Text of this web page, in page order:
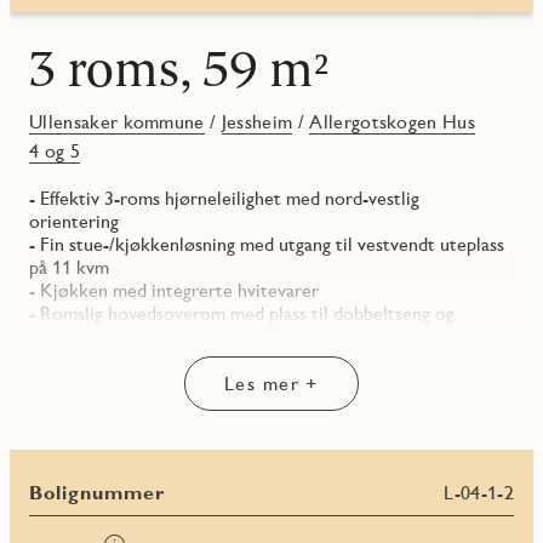
3 roms, 59 m²
Ullensaker kommune / Jessheim /Allergotskogen Hus
4 og 5
- Effektiv 3-roms hjørneleilighet med nord-vestlig
orientering
- Fin stue-/kjøkkenløsning med utgang til vestvendt uteplass
på 11 kvm
- Kjøkken med integrerte hvitevarer
- Romslig hovedsoverom med plass til dobbeltseng og
- Soverom 2 / barnerom / gjesterom
- Delikat, flislagt baderom med opplegg for vaskemaskin og
downlights i himling
- Innvendig bod i tilknytning til kjøkken
Les mer +
Bolignummer L-04-1-2